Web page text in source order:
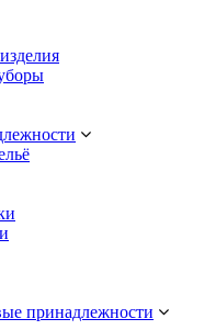
принадлежности